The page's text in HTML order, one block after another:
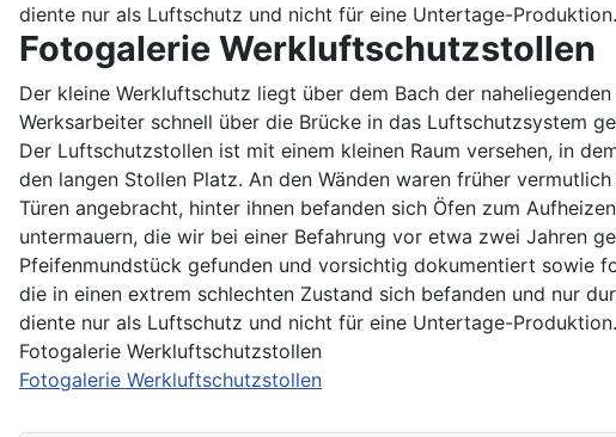
diente nur als Luftschutz und nicht für eine Untertage-
Fotogalerie Werkluftschutzstollen
Der kleine Werkluftschutz liegt über dem Bach der
Werksarbeiter schnell über die Brücke in das Luftschutzsystem
Der Luftschutzstollen ist mit einem kleinen Raum versehen, in
den langen Stollen Platz. An den Wänden waren früher
Türen angebracht, hinter ihnen befanden sich Öfen zum
untermauern, die wir bei einer Befahrung vor etwa zwei Jahren
Pfeifenmundstück gefunden und vorsichtig dokumentiert sowie
die in einen extrem schlechten Zustand sich befanden und nur
diente nur als Luftschutz und nicht für eine Untertage-
Fotogalerie Werkluftschutzstollen
Fotogalerie Werkluftschutzstollen